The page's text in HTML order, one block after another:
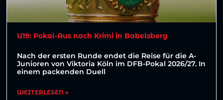
U19: Pokal-Aus nach Krimi in Babelsberg
Nach der ersten Runde endet die Reise für die A-
Junioren von Viktoria Köln im DFB-Pokal 2026/27. In
einem packenden Duell
WEITERLESEN »